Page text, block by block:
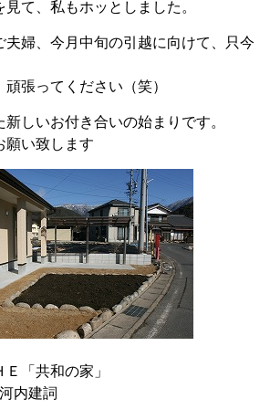
て、私もホッとしました。
夫婦、今月中旬の引越に向けて、只今
張ってください（笑）
しいお付き合いの始まりです。
願い致します
「共和の家」
内建詞